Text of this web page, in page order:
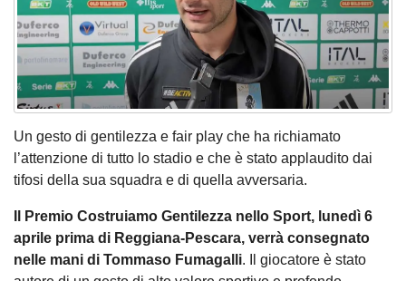
Un gesto di gentilezza e fair play che ha richiamato
l’attenzione di tutto lo stadio e che è stato applaudito dai
tifosi della sua squadra e di quella avversaria.
Il Premio Costruiamo Gentilezza nello Sport, lunedì 6
aprile prima di Reggiana-Pescara, verrà consegnato
nelle mani di Tommaso Fumagalli. Il giocatore è stato